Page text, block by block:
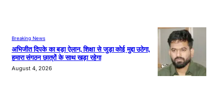
Breaking News
अभिजीत दिपके का बड़ा ऐलान, शिक्षा से जुड़ा कोई मुद्दा उठेगा,
हमारा संगठन छात्रों के साथ खड़ा रहेगा
August 4, 2026